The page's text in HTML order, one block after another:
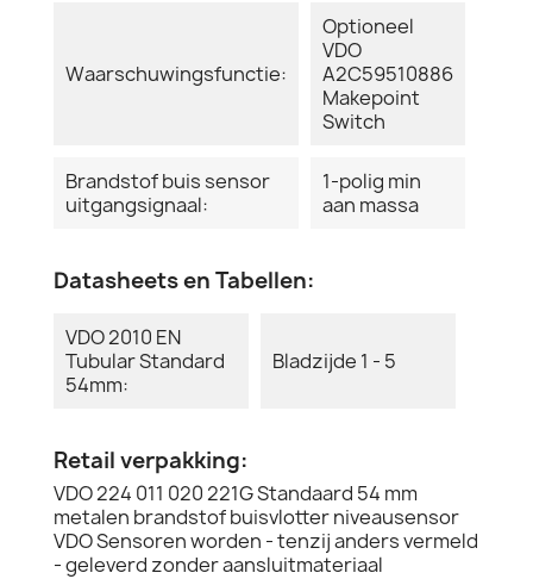
Waarschuwingsfunctie:
Optioneel
VDO
A2C59510886
Makepoint
Switch
Brandstof buis sensor
uitgangsignaal:
1-polig min
aan massa
Datasheets en Tabellen:
VDO 2010 EN
Tubular Standard
54mm:
Bladzijde 1 - 5
Retail verpakking:
VDO 224 011 020 221G Standaard 54 mm
metalen brandstof buisvlotter niveausensor
VDO Sensoren worden - tenzij anders vermeld
- geleverd zonder aansluitmateriaal